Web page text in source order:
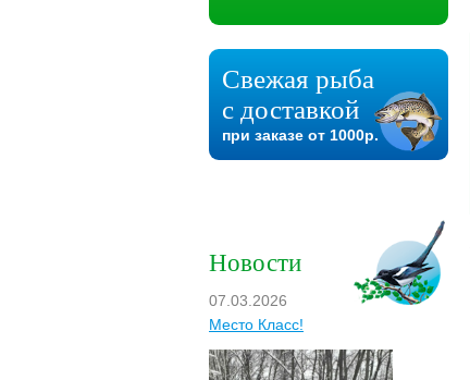
Свежая рыба
с доставкой
при заказе от 1000р.
Новости
07.03.2026
Место Класс!